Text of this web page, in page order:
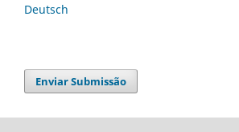
Deutsch
Enviar Submissão